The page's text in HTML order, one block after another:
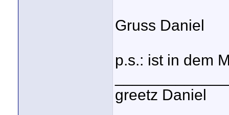
Gruss Daniel
p.s.: ist in dem
greetz Daniel